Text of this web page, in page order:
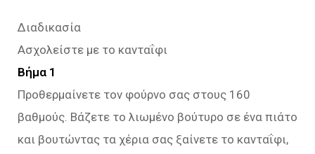
Διαδικασία
Ασχολείστε με το κανταΐφι
Βήμα 1
Προθερμαίνετε τον φούρνο σας στους 160
βαθμούς. Βάζετε το λιωμένο βούτυρο σε ένα πιάτο
και βουτώντας τα χέρια σας ξαίνετε το κανταΐφι,